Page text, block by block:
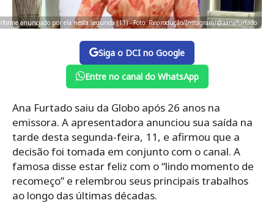
anunciado por ela nesta segunda (11) - Foto: Reprodução/Instagram/@aanafurtado
Siga o DCI no Google
Entre no canal do WhatsApp
Ana Furtado saiu da Globo após 26 anos na
emissora. A apresentadora anunciou sua saída na
tarde desta segunda-feira, 11, e afirmou que a
decisão foi tomada em conjunto com o canal. A
famosa disse estar feliz com o “lindo momento de
recomeço” e relembrou seus principais trabalhos
ao longo das últimas décadas.